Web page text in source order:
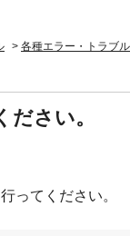
> 各種エラー・トラブル
さい。
ってください。